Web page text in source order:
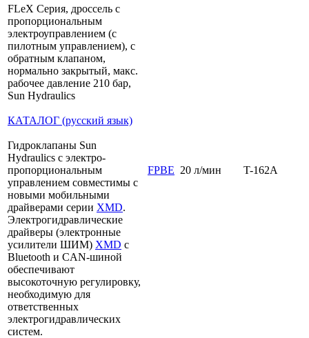
FLeX Серия, дроссель с
пропорциональным
электроуправлением (с
пилотным управлением), с
обратным клапаном,
нормально закрытый, макс.
рабочее давление 210 бар,
Sun Hydraulics
КАТАЛОГ (русский язык)
Гидроклапаны Sun
Hydraulics с электро-
пропорциональным
управлением совместимы с
новыми мобильными
драйверами серии XMD.
Электрогидравлические
драйверы (электронные
усилители ШИМ) XMD с
Bluetooth и CAN-шиной
обеспечивают
высокоточную регулировку,
необходимую для
ответственных
электрогидравлических
систем.
FPBE 20 л/мин T-162A